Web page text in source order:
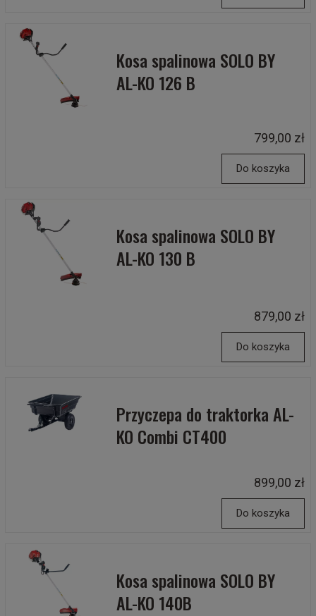
Kosa spalinowa SOLO BY
AL-KO 126 B
799,00 zł
Do koszyka
Kosa spalinowa SOLO BY
AL-KO 130 B
879,00 zł
Do koszyka
Przyczepa do traktorka AL-
KO Combi CT400
899,00 zł
Do koszyka
Kosa spalinowa SOLO BY
AL-KO 140B